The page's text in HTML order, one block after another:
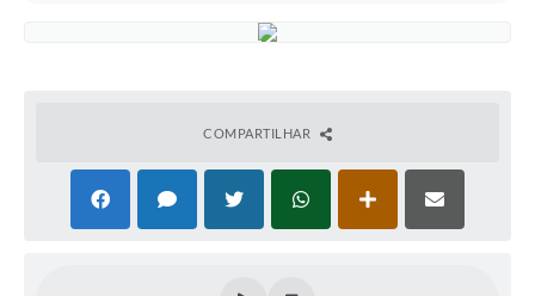
Carta de Serviços
COMPARTILHAR